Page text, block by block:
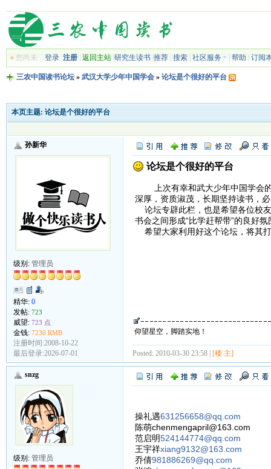
»您尚未 登录 注册| 返回主站| 研究生读书| 推荐| 搜索| 社区服务 帮助 订阅
三农中国读书论坛» 武汉大学少年中国学会» 论坛是个很好的平台
本页主题: 论坛是个很好的平台
孙新华
级别: 管理员
精华: 0
发帖: 723
威望: 723 点
金钱: 7230 RMB
注册时间:2008-10-22
最后登录:2026-07-01
论坛是个很好的平台
上次有幸和武大少年中国学会的
深厚，资质淑茂，长期坚持读书，
论坛专辟此栏，也是希望各位校
书会之间形成“比学赶帮带”的良好
希望大家利用好这个论坛，将其
仰望星空，脚踏实地！
Posted: 2010-03-30 23:58 | [楼 主]
snzg
级别: 管理员
操礼遇631256658@qq.com
陈萌chenmengapril@163.com
范启明524144774@qq.com
王宇祥xiang9132@163.com
乔倩981886269@qq.com